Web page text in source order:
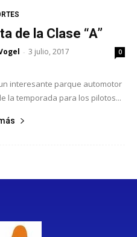
de la Clase “A”
- 3 julio, 2017 0
interesante parque automotor
la temporada para los pilotos...